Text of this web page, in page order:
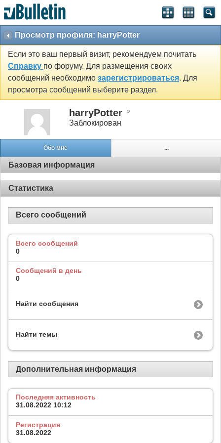
Просмотр профиля: harryPotter
Если это ваш первый визит, рекомендуем почитать
Справку по форуму. Для размещения своих
сообщений необходимо зарегистрироваться. Для
просмотра сообщений выберите раздел.
harryPotter
Заблокирован
Обо мне ...
Базовая информация
Статистика
Всего сообщений
Всего сообщений
0
Сообщений в день
0
Найти сообщения
Найти темы
Дополнительная информация
Последняя активность
31.08.2022 10:12
Регистрация
31.08.2022